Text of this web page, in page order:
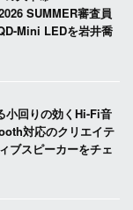
SUMMER審査員
Mini LEDを岩井喬
小回りの効くHi-Fi音
対応のクリエイテ
ブスピーカーをチェ